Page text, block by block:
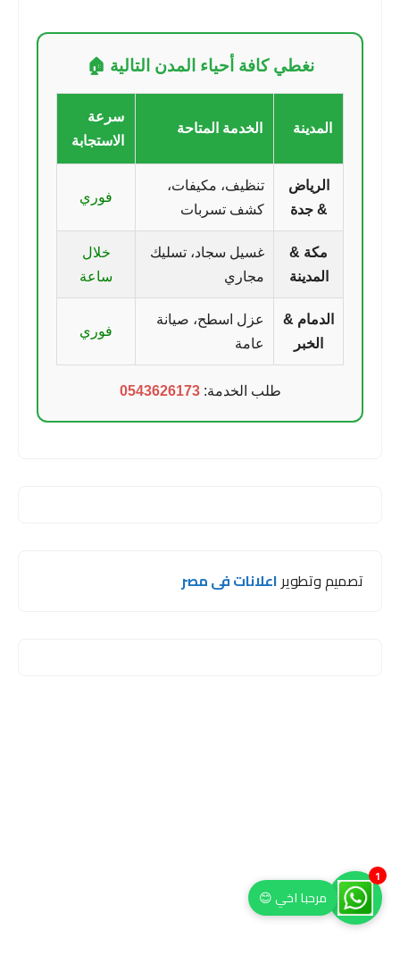
نغطي كافة أحياء المدن التالية 🏠
المدينة الخدمة المتاحة
سرعة
الاستجابة
الرياض
& جدة
تنظيف، مكيفات،
كشف تسربات
فوري
مكة &
المدينة
غسيل سجاد، تسليك
مجاري
خلال
ساعة
الدمام &
الخبر
عزل اسطح، صيانة
عامة
فوري
طلب الخدمة:0543626173
تصميم وتطويراعلانات فى مصر